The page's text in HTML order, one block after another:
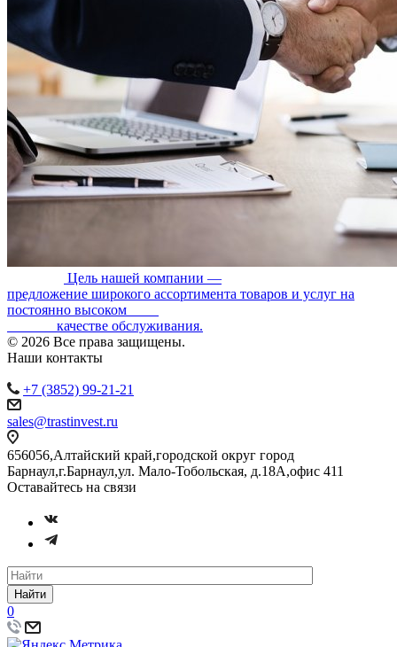
Цель нашей компании —
предложение широкого ассортимента товаров и услуг на
постоянно высоком
качестве обслуживания.
© 2026 Все права защищены.
Наши контакты
+7 (3852) 99-21-21
sales@trastinvest.ru
656056,Алтайский край,городской округ город
Барнаул,г.Барнаул,ул. Мало-Тобольская, д.18А,офис 411
Оставайтесь на связи
Найти
0